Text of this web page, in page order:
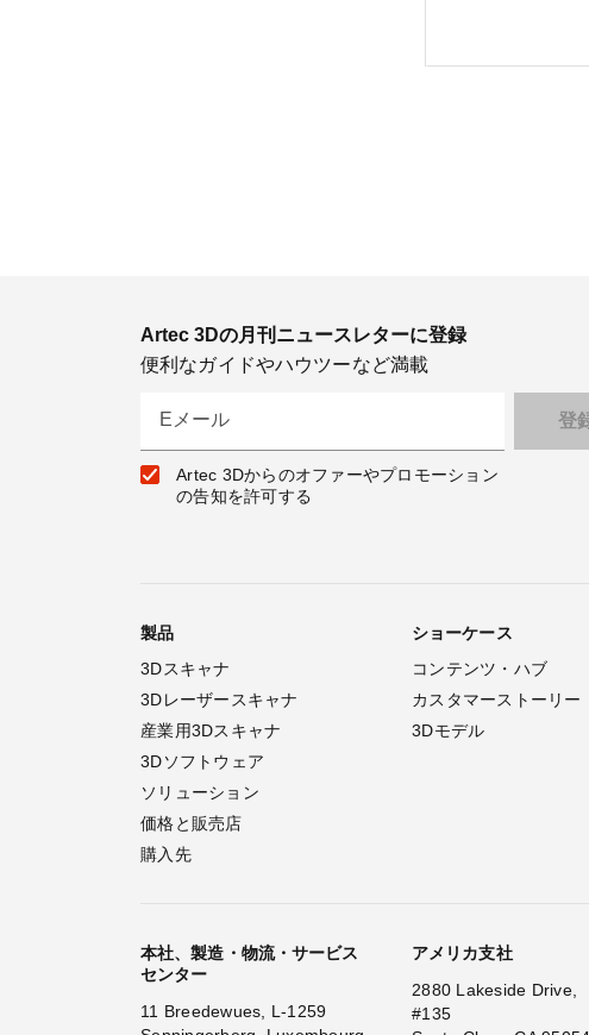
Artec 3Dの月刊ニュースレターに登録
便利なガイドやハウツーなど満載
Eメール
Artec 3Dからのオファーやプロモーション
の告知を許可する
製品
3Dスキャナ
3Dレーザースキャナ
産業用3Dスキャナ
3Dソフトウェア
ソリューション
価格と販売店
購入先
ショーケース
コンテンツ・ハブ
カスタマーストーリー
3Dモデル
本社、製造・物流・サービス
センター
11 Breedewues, L-1259
アメリカ支社
2880 Lakeside Drive,
#135